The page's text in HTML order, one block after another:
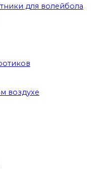
для волейбола
воздухе